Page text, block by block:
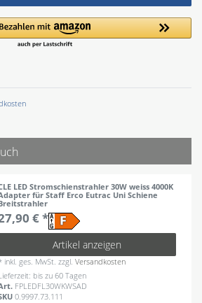
LED Stromschienstrahler 30W weiss 4000K
für Staff Erco Eutrac Uni Schiene
€ *
Artikel anzeigen
inkl. ges. MwSt. zzgl.Versandkosten
bis zu 60 Tagen
FPLEDFL30WKWSAD
0.9997.73.111